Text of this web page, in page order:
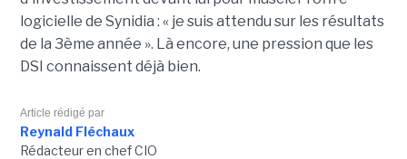
logicielle de Synidia : « je suis attendu sur les résultats
de la 3ème année ». Là encore, une pression que les
DSI connaissent déjà bien.
Article rédigé par
Reynald Fléchaux
Rédacteur en chef CIO